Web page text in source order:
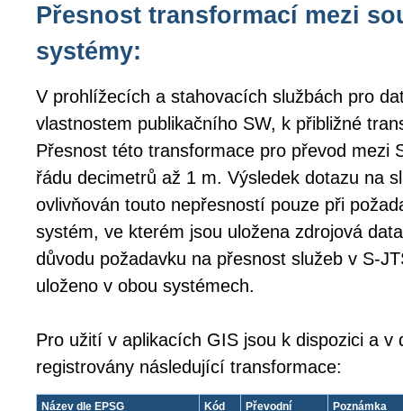
Přesnost transformací mezi
systémy:
V prohlížecích a stahovacích službách pro
vlastnostem publikačního SW, k přibližné
Přesnost této transformace pro převod mezi
řádu decimetrů až 1 m. Výsledek dotazu na
ovlivňován touto nepřesností pouze při
systém, ve kterém jsou uložena zdrojová
důvodu požadavku na přesnost služeb v S-
uloženo v obou systémech.
Pro užití v aplikacích GIS jsou k dispozici a v
registrovány následující transformace:
Název dle EPSG
Kód
Převodní
Poznámka